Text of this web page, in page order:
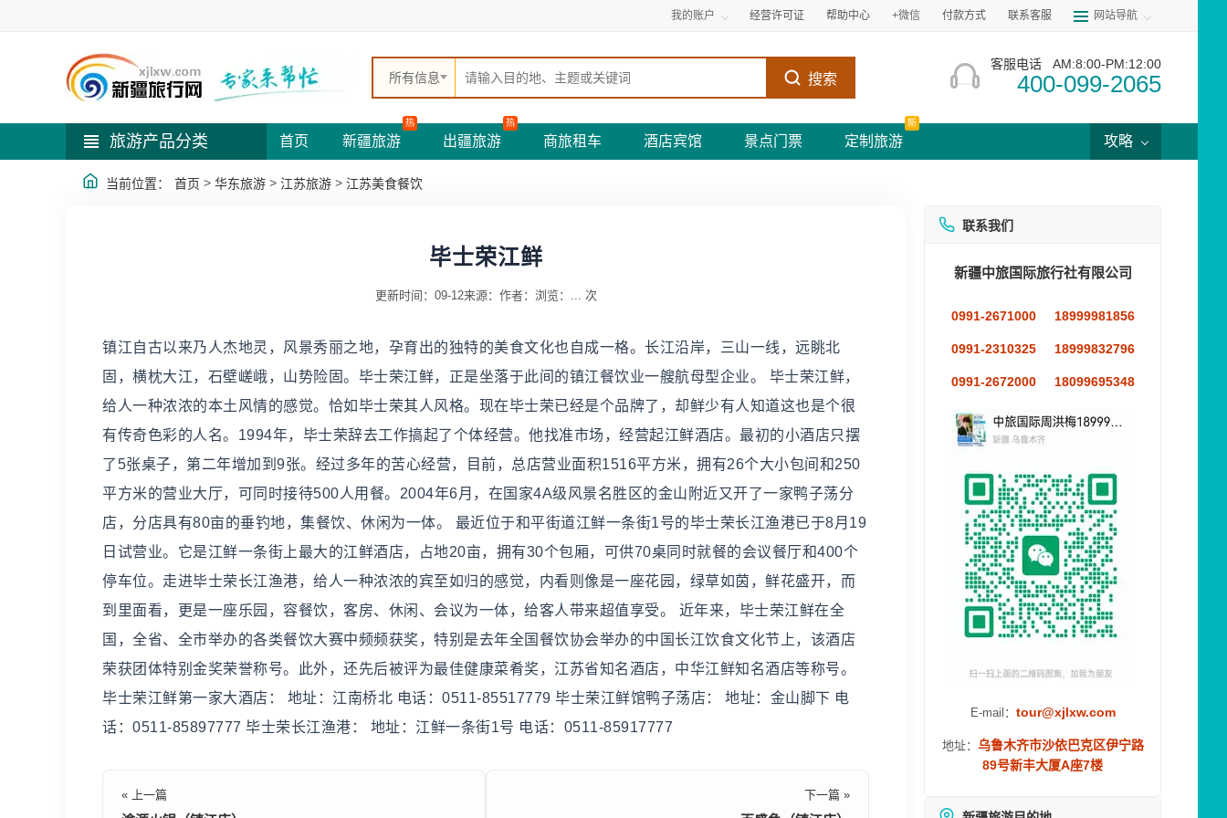
我的账户 经营许可证 帮助中心 +微信 付款方式 联系客服 网站导航
所有信息 搜索
客服电话 AM:8:00-PM:12:00
400-099-2065
旅游产品分类 首页 新疆旅游
热
出疆旅游
热
商旅租车 酒店宾馆 景点门票 定制旅游
新
攻略
当前位置： 首页 > 华东旅游 > 江苏旅游 > 江苏美食餐饮
毕士荣江鲜
更新时间：09-12来源： 作者： 浏览： ... 次
镇江自古以来乃人杰地灵，风景秀丽之地，孕育出的独特的美食文化也自成一格。长江沿岸，三山一线，远眺北
固，横枕大江，石壁嵯峨，山势险固。毕士荣江鲜，正是坐落于此间的镇江餐饮业一艘航母型企业。 毕士荣江鲜，
给人一种浓浓的本土风情的感觉。恰如毕士荣其人风格。现在毕士荣已经是个品牌了，却鲜少有人知道这也是个很
有传奇色彩的人名。1994年，毕士荣辞去工作搞起了个体经营。他找准市场，经营起江鲜酒店。最初的小酒店只摆
了5张桌子，第二年增加到9张。经过多年的苦心经营，目前，总店营业面积1516平方米，拥有26个大小包间和250
平方米的营业大厅，可同时接待500人用餐。2004年6月，在国家4A级风景名胜区的金山附近又开了一家鸭子荡分
店，分店具有80亩的垂钓地，集餐饮、休闲为一体。 最近位于和平街道江鲜一条街1号的毕士荣长江渔港已于8月19
日试营业。它是江鲜一条街上最大的江鲜酒店，占地20亩，拥有30个包厢，可供70桌同时就餐的会议餐厅和400个
停车位。走进毕士荣长江渔港，给人一种浓浓的宾至如归的感觉，内看则像是一座花园，绿草如茵，鲜花盛开，而
到里面看，更是一座乐园，容餐饮，客房、休闲、会议为一体，给客人带来超值享受。 近年来，毕士荣江鲜在全
国，全省、全市举办的各类餐饮大赛中频频获奖，特别是去年全国餐饮协会举办的中国长江饮食文化节上，该酒店
荣获团体特别金奖荣誉称号。此外，还先后被评为最佳健康菜肴奖，江苏省知名酒店，中华江鲜知名酒店等称号。
毕士荣江鲜第一家大酒店： 地址：江南桥北 电话：0511-85517779 毕士荣江鲜馆鸭子荡店： 地址：金山脚下 电
话：0511-85897777 毕士荣长江渔港： 地址：江鲜一条街1号 电话：0511-85917777
« 上一篇 下一篇 »
联系我们
新疆中旅国际旅行社有限公司
0991-2671000 18999981856
0991-2310325 18999832796
0991-2672000 18099695348
E-mail： tour@xjlxw.com
地址： 乌鲁木齐市沙依巴克区伊宁路
89号新丰大厦A座7楼